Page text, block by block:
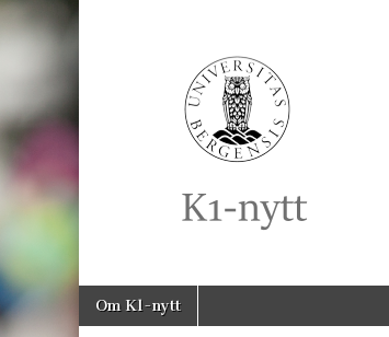
K1-
Nytt
Main
menu
Skip
Om K1-nytt